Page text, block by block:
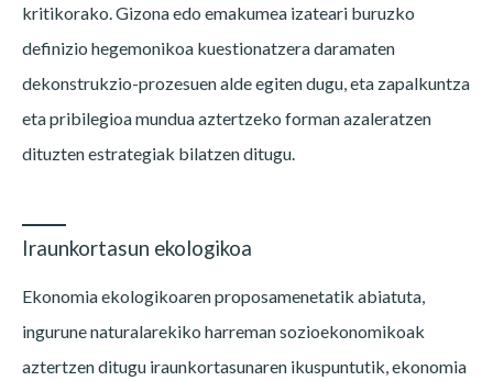
kritikorako. Gizona edo emakumea izateari buruzko
definizio hegemonikoa kuestionatzera daramaten
dekonstrukzio-prozesuen alde egiten dugu, eta zapalkuntza
eta pribilegioa mundua aztertzeko forman azaleratzen
dituzten estrategiak bilatzen ditugu.
Iraunkortasun ekologikoa
Ekonomia ekologikoaren proposamenetatik abiatuta,
ingurune naturalarekiko harreman sozioekonomikoak
aztertzen ditugu iraunkortasunaren ikuspuntutik, ekonomia